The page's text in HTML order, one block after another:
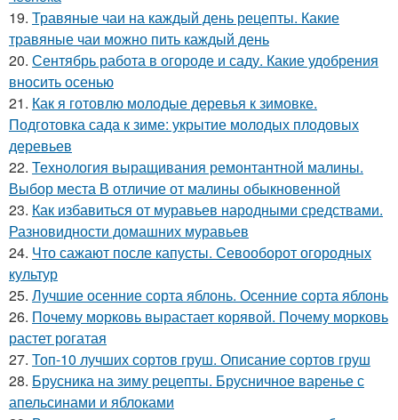
19. Травяные чаи на каждый день рецепты. Какие
травяные чаи можно пить каждый день
20. Сентябрь работа в огороде и саду. Какие удобрения
вносить осенью
21. Как я готовлю молодые деревья к зимовке.
Подготовка сада к зиме: укрытие молодых плодовых
деревьев
22. Технология выращивания ремонтантной малины.
Выбор места В отличие от малины обыкновенной
23. Как избавиться от муравьев народными средствами.
Разновидности домашних муравьев
24. Что сажают после капусты. Севооборот огородных
культур
25. Лучшие осенние сорта яблонь. Осенние сорта яблонь
26. Почему морковь вырастает корявой. Почему морковь
растет рогатая
27. Топ-10 лучших сортов груш. Описание сортов груш
28. Брусника на зиму рецепты. Брусничное варенье с
апельсинами и яблоками